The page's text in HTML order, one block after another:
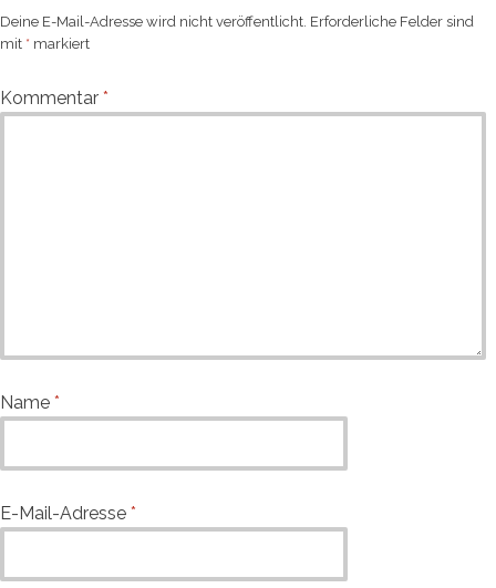
Deine E-Mail-Adresse wird nicht veröffentlicht. Erforderliche Felder sind
mit * markiert
Kommentar *
Name *
E-Mail-Adresse *